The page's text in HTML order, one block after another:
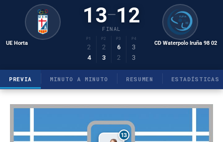
UE Horta
13–12
FINAL
P1 P2 P3 P4
2 2 6
3
4
3 2 3
CD Waterpolo Iruña 98 02
PREVIA MINUTO A MINUTO RESUMEN ESTADÍSTICAS
13